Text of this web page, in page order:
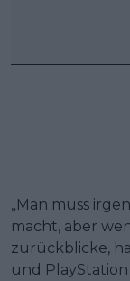
„Man muss
macht, aber
zurückblicke,
und PlayStation